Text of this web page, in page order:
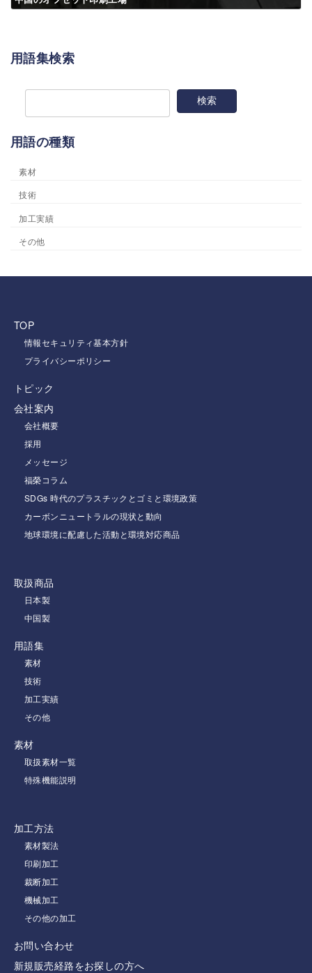
用語集検索
用語の種類
素材
技術
加工実績
その他
TOP
情報セキュリティ基本方針
プライバシーポリシー
トピック
会社案内
会社概要
採用
メッセージ
福榮コラム
SDGs 時代のプラスチックとゴミと環境政策
カーボンニュートラルの現状と動向
地球環境に配慮した活動と環境対応商品
取扱商品
日本製
中国製
用語集
素材
技術
加工実績
その他
素材
取扱素材一覧
特殊機能説明
加工方法
素材製法
印刷加工
裁断加工
機械加工
その他の加工
お問い合わせ
新規販売経路をお探しの方へ